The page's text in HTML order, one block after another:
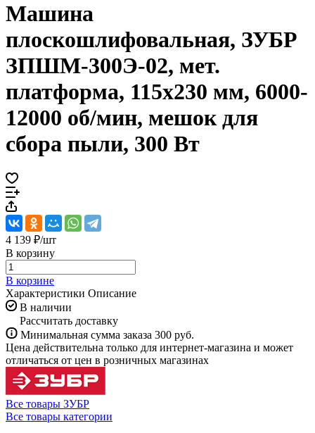
Машина
плоскошлифовальная, ЗУБР
ЗПШМ-300Э-02, мет.
платформа, 115х230 мм, 6000-
12000 об/мин, мешок для
сбора пыли, 300 Вт
4 139 ₽/шт
В корзину
В корзине
Характеристики Описание
В наличии
Рассчитать доставку
Минимальная сумма заказа 300 руб.
Цена действительна только для интернет-магазина и может
отличаться от цен в розничных магазинах
Все товары ЗУБР
Все товары категории